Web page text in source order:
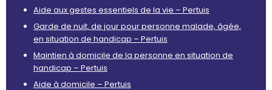
Aide aux gestes essentiels de la vie – Pertuis
Garde de nuit, de jour pour personne malade, âgée,
en situation de handicap – Pertuis
Maintien à domicile de la personne en situation de
handicap – Pertuis
Aide à domicile – Pertuis